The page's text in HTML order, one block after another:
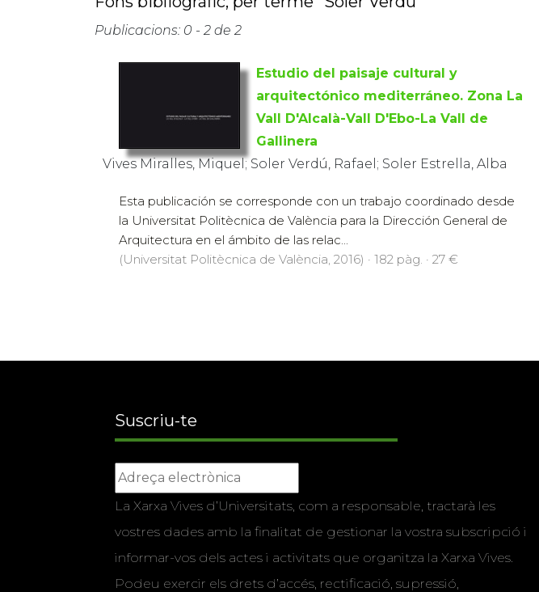
Publicacions: 0 - 2 de 2
Estudio del paisaje cultural y
arquitectónico mediterráneo. Zona La
Vall D'Alcalà-Vall D'Ebo-La Vall de
Gallinera
Vives Miralles, Miquel; Soler Verdú, Rafael; Soler Estrella, Alba
Esta publicación se corresponde con un trabajo coordinado desde
la Universitat Politècnica de València para la Dirección General de
Arquitectura en el ámbito de las relac...
(Universitat Politècnica de València, 2016) · 182 pàg. · 27 €
Suscriu-te
La Xarxa Vives d’Universitats, com a responsable, tractarà les
vostres dades amb la finalitat de gestionar la vostra subscripció i
informar-vos dels actes i activitats que organitza la Xarxa Vives.
Podeu exercir els drets d’accés, rectificació, supressió,